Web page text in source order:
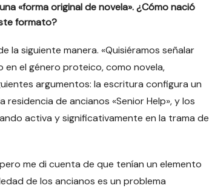
«forma original de novela». ¿Cómo nació
formato?
la siguiente manera. «Quisiéramos señalar
el género proteico, como novela,
argumentos: la escritura configura un
de ancianos «Senior Help», y los
activa y significativamente en la trama de
me di cuenta de que tenían un elemento
de los ancianos es un problema